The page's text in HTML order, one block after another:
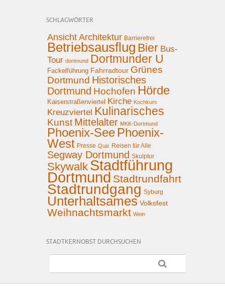
SCHLAGWÖRTER
Ansicht Architektur Barrierefrei
Betriebsausflug Bier Bus-
Tour dortmund Dortmunder U
Fackelführung Fahrradtour Grünes
Dortmund Historisches
Dortmund Hochofen Hörde
Kaiserstraßenviertel Kirche Kochkurs
Kreuzviertel Kulinarisches
Kunst Mittelalter MKK-Dortmund
Phoenix-See Phoenix-
West Presse Quiz Reisen für Alle
Segway Dortmund Skulptur
Skywalk Stadtführung
Dortmund Stadtrundfahrt
Stadtrundgang Syburg
Unterhaltsames Volksfest
Weihnachtsmarkt Wein
STADTKERNOBST DURCHSUCHEN